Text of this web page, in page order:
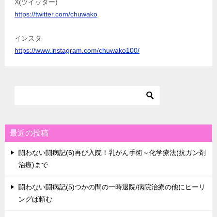
X(ツイッター)
https://twitter.com/chuwako
インスタ
https://www.instagram.com/chuwako100/
最近の投稿
闘わない闘病記(6)再び入院！乳がん手術～化学療法(抗ガン剤
治療)まで
闘わない闘病記(5)つかの間の一時退院/病院治療の他にヒーリ
ングば頼む